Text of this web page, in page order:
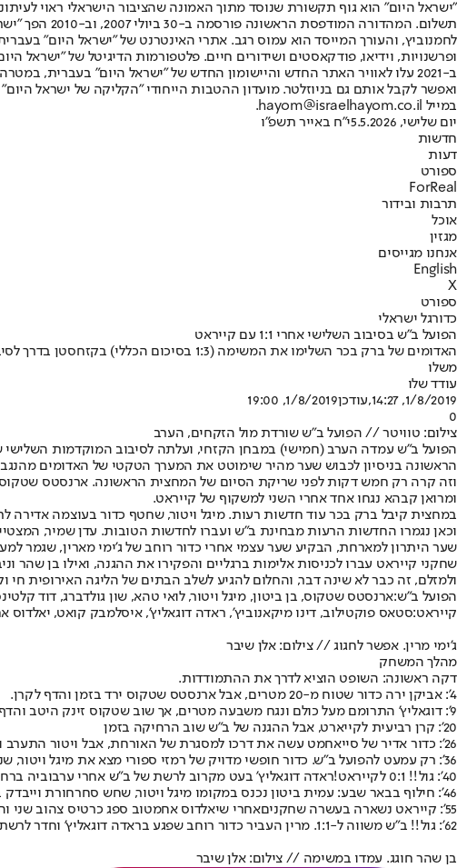
"ישראל היום" הוא גוף תקשורת שנוסד מתוך האמונה שהציבור הישראלי ראוי
תשלום.
ופרשנויות, וידיאו, פודקאסטים ושידורים חיים. פלטפורמות הדיגיטל של "ישראל
ב-2021 עלו לאוויר האתר החדש והיישומון החדש של "ישראל היום" בעברית,
ואפשר לקבל אותם גם בניוזלטר. מועדון ההטבות הייחודי "הקליקה של ישראל
במייל hayom@israelhayom.co.il.
יום שלישי, 5.5.2026
י"ח באייר תשפ"ו
חדשות
דעות
ספורט
ForReal
תרבות ובידור
אוכל
מגזין
אנחנו מגייסים
English
X
ספורט
כדורגל ישראלי
הפועל ב"ש בסיבוב השלישי אחרי 1:1 עם קייראט
משלו
עודד שלו
1/8/2019, 14:27
,עודכן1/8/2019, 19:00
0
צילום: טוויטר // הפועל ב"ש שורדת מול הזקחים, הערב
הראשונה בניסיון לכבוש שער מהיר שימוטט את המערך הטקטי של האדומים
וזה קרה רק חמש דקות לפני שריקת הסיום של המחצית הראשונה. ארנסטס
ומרואן קבהא נגחו אחד אחרי השני למשקוף של קייראט.
במחצית קיבל ברק בכר עוד חדשות רעות. מיגל ויטור, שחטף כדור בעוצמה אדירה
שער היתרון למארחת, הבקיע שער עצמי אחרי כדור רוחב של ג'ימי מארין, שגמר
שחקני קייראט עברו לכניסות אלימות ברגליים והפקירו את ההגנה, ואילו בן
ולמזלם, זה כבר לא שינה דבר, והחלום להגיע לשלב הבתים של הליגה האירופית
הפועל ב"ש:ארנסטס שטקוס, בן ביטון, מיגל ויטור, לואי טהא, שון גולדברג, דוד
קייראט:סטאס פוקטילוב, דינו מיקאנוביץ', ראדה דוגאליץ', איסלמבק קואט, יאלדוס
ג'ימי מרין. אפשר לחגוג // צילום: אלן שיבר
מהלך המשחק
דקה ראשונה: השופט הוציא לדרך את ההתמודדות.
4': אביקן ירה כדור שטוח מ-20 מטרים, אבל ארנסטס שטקוס ירד בזמן והדף לקרן.
9': דוגאליץ' התרומם מעל כולם ונגח משבעה מטרים, אך שוב שטקוס זינק היטב והדף את הסכנה.
20': קרן רביעית לקייארט, אבל ההגנה של ב"ש שוב הרחיקה בזמן
26': כדור אדיר של סייאחמט עשה את דרכו למסגרת של האורחת, אבל ויטור התערב והרחיק
36': רק עמעט להפועל ב"ש. כדור חופשי מדויק של רמזי ספורי מצא את מיגל ויטור, שנגח למשקוף. הריבאונד הגיע לראשו של מרואן קבהא, שנגח גם הוא למשקוף.
40': גול!! 0:1 לקייראט!
ראדה דוגאליץ' בעט מקרוב לרשת של ב"ש אחרי ערבוביה
46': חילוף בבאר שבע: עמית ביטון נכנס במקומו מיגל ויטור, שחש סחרחורת וייבדק בבית החולים המקומי
55': קייראט נשארה בעשרה שחקנים
אחרי שיאלדוס אחמטוב ספג כרטיס צהוב שני
62': גול!! ב"ש משווה ל-1:1. מרין העביר כדור רוחב שפגע בראדה דוגאליץ' וחדר לרשת. שער עצמי אומלל משל הקזחים. הקבוצה של ברק בכר בדרך לסיבוב השלישי
בן שהר חוגג. עמדו במשימה // צילום: אלן שיבר